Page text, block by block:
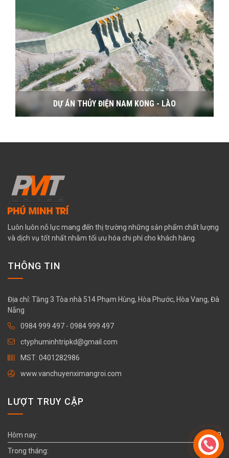
DỰ ÁN THỦY ĐIỆN NAM KONG - LÀO
Luôn luôn nỗ lực mang đến thị trường những sản phẩm chất lượng
và dịch vụ tốt nhất nhằm tối ưu hóa chi phí cho khách hàng.
THÔNG TIN
Địa chỉ: Tầng 3 Tòa nhà 514 Phạm Hùng, Hòa Phước, Hòa Vang, Đà
Nẵng
0984 999 497 - 0984 999 497
ctyphuminhtripkd@gmail.com
MST: 0401282986
www.vanchuyenximangroi.com
LƯỢT TRUY CẬP
Hôm nay:
109
Trong tháng:
1014